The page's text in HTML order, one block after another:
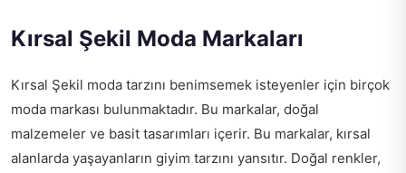
Kırsal Şekil Moda Markaları
Kırsal Şekil moda tarzını benimsemek isteyenler için birçok
moda markası bulunmaktadır. Bu markalar, doğal
malzemeler ve basit tasarımları içerir. Bu markalar, kırsal
alanlarda yaşayanların giyim tarzını yansıtır. Doğal renkler,